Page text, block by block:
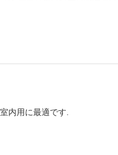
内用に最適です.